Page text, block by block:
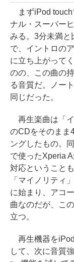
まずiPod touch
ナル・スーパー
みる。3分未満と
で、イントロの
に立ち上がって
のの、この曲の
る音質だ。ノー
同じだった。
再生楽曲は「イ
のCDをそのまま
ングしたもの。
で使ったXperia
対応ということ
「マイノリティ
に始まり、アコ
曲なのだが、こ
立つ。
再生機器を
して、次に音質